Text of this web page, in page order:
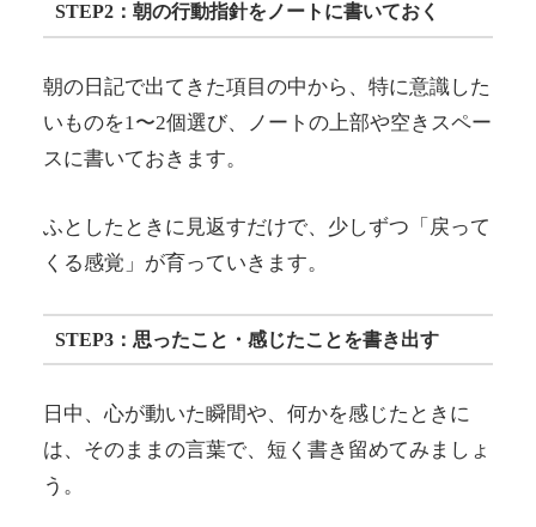
STEP2：朝の行動指針をノートに書いておく
朝の日記で出てきた項目の中から、特に意識した
いものを1〜2個選び、ノートの上部や空きスペー
スに書いておきます。
ふとしたときに見返すだけで、少しずつ「戻って
くる感覚」が育っていきます。
STEP3：思ったこと・感じたことを書き出す
日中、心が動いた瞬間や、何かを感じたときに
は、そのままの言葉で、短く書き留めてみましょ
う。